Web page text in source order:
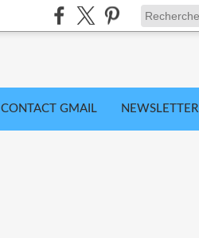
CONTACT GMAIL NEWSLETTER